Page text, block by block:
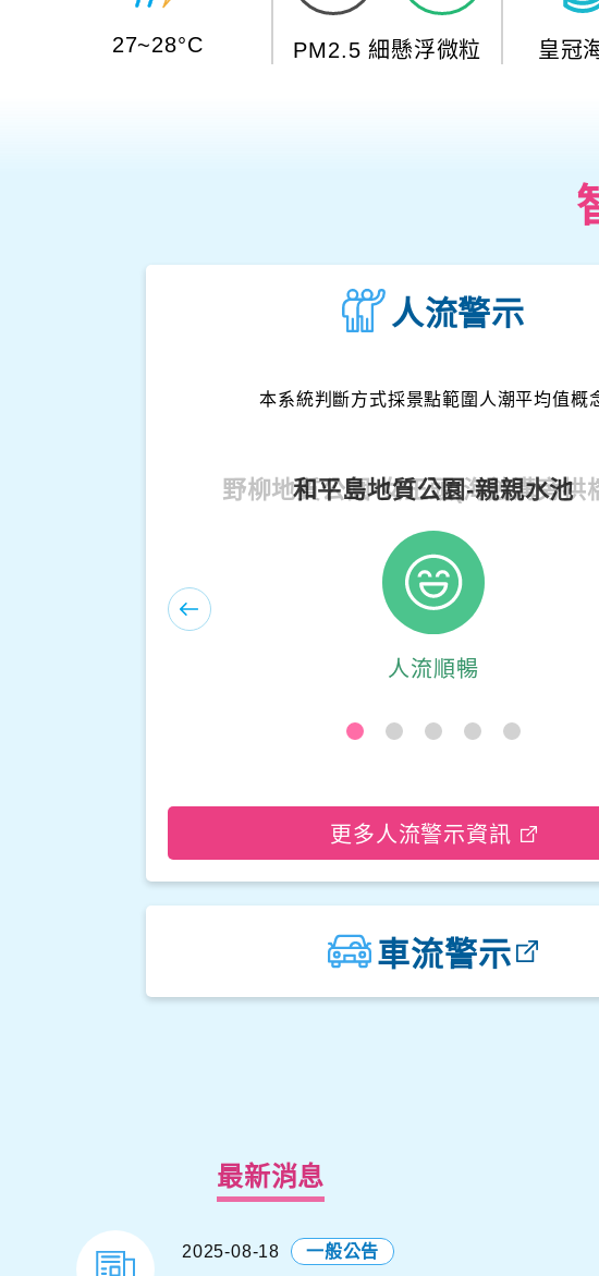
27~28°C PM2.5 細懸浮微粒 皇冠
人流警示
本系統判斷方式採景點範圍人潮平均值概
野柳地質公園-女王頭(海蝕溝旁拱
人流順暢
更多人流警示資訊
車流警示
最新消息
2025-08-18
一般公告